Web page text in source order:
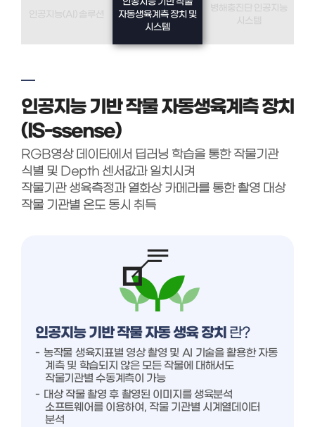
자동생육계측 장치 및
시스템
인공지능 기반 작물 자동생육계측 장치
(IS-ssense)
RGB영상 데이타에서 딥러닝 학습을 통한 작물기관
식별 및 Depth 센서값과 일치시켜
작물기관 생육측정과 열화상 카메라를 통한 촬영 대상
작물 기관별 온도 동시 취득
인공지능 기반 작물 자동 생육 장치 란?
농작물 생육지표별 영상 촬영 및 AI 기술을 활용한 자동
계측 및 학습되지 않은 모든 작물에 대해서도
작물기관별 수동계측이 가능
대상 작물 촬영 후 촬영된 이미지를 생육분석
소프트웨어를 이용하여, 작물 기관별 시계열데이터
분석